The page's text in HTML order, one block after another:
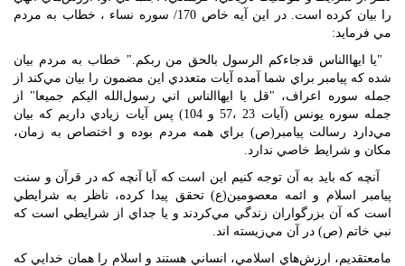
را بيان كرده است. در اين آيه خاص 170/ سوره نساء ، خطاب به مردم
مي فرمايد:
"يا ايها‌الناس قدجاءكم الرسول بالحق من ربكم." خطاب به مردم بيان
شده كه پيامبر براي شما آمده آيات متعددي اين مضمون را بيان مي‌كند از
جمله سوره اعراف، "قل يا ايها‌الناس اني رسول‌الله اليكم جميعا"‌ از
جمله سوره يونس (آيات 23 ،57 و 104) پس آيات زيادي داريم كه بيان
مي‌دارد رسالت پيامبر(ص) براي همه مردم بوده و اختصاص به زمان،
مكان و شرايط خاصي ندارد.
آنچه كه بايد به آن توجه كنيم اين است كه آيا آنچه كه در قرآن و سنت
پيامبر اسلام و ائمه معصومين(ع) تحقق پيدا كرده، ناظر به شرايطي
است كه آن بزرگواران زندگي مي‌كردند و يا جداي از شرايطي است كه
نبي خاتم (ص) در آن مي‌زيسته اند.
مامعتقديم، ارزش‌هاي اسلامي، انساني هستند و اسلام را همان خدايي كه